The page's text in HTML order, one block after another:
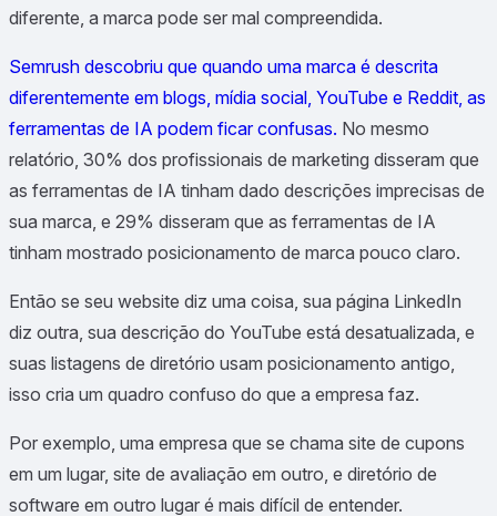
diferente, a marca pode ser mal compreendida.
Semrush descobriu que quando uma marca é descrita
diferentemente em blogs, mídia social, YouTube e Reddit, as
ferramentas de IA podem ficar confusas. No mesmo
relatório, 30% dos profissionais de marketing disseram que
as ferramentas de IA tinham dado descrições imprecisas de
sua marca, e 29% disseram que as ferramentas de IA
tinham mostrado posicionamento de marca pouco claro.
Então se seu website diz uma coisa, sua página LinkedIn
diz outra, sua descrição do YouTube está desatualizada, e
suas listagens de diretório usam posicionamento antigo,
isso cria um quadro confuso do que a empresa faz.
Por exemplo, uma empresa que se chama site de cupons
em um lugar, site de avaliação em outro, e diretório de
software em outro lugar é mais difícil de entender.